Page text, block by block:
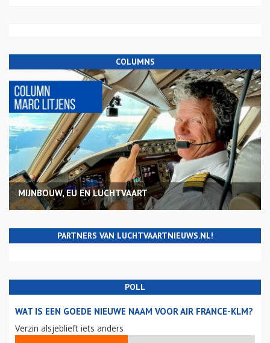
COLUMNS
MIJNBOUW, EU EN LUCHTVAART
PARTNERS VAN LUCHTVAARTNIEUWS.NL!
POLL
WAT IS EEN GOEDE NIEUWE NAAM VOOR AIR FRANCE-KLM?
Verzin alsjeblieft iets anders